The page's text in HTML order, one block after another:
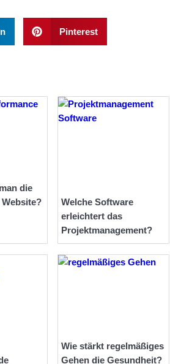
Pinterest
die
Welche Software
erleichtert das
Projektmanagement?
Wie stärkt regelmäßiges
Gehen die Gesundheit?